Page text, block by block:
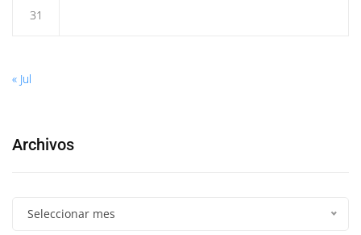
31
« Jul
Archivos
Seleccionar mes